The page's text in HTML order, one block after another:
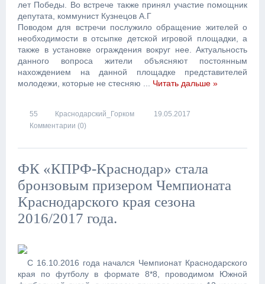
лет Победы. Во встрече также принял участие помощник
депутата, коммунист Кузнецов А.Г
Поводом для встречи послужило обращение жителей о
необходимости в отсыпке детской игровой площадки, а
также в установке ограждения вокруг нее. Актуальность
данного вопроса жители объясняют постоянным
нахождением на данной площадке представителей
молодежи, которые не стесняю
Читать дальше »
55 Краснодарский_Горком
19.05.2017
Комментарии (0)
ФК «КПРФ-Краснодар» стала
бронзовым призером Чемпионата
Краснодарского края сезона
2016/2017 года.
С 16.10.2016 года начался Чемпионат Краснодарского
края по футболу в формате 8*8, проводимом Южной